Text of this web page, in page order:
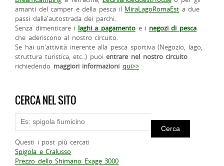
amanti del camper e della pesca il MiraLagoRomaEst a due
passi dalla'autostrada dei parchi.
Senza dimenticare i laghi a pagamento e i negozi di pesca
che aderiscono al nostro circuito.
Se hai un'attività inerente alla pesca sportiva (Negozio, lago,
struttura turistica, etc..) puoientrare nel nostro circuito
richiedendo maggiori informazioni qui>>
CERCA NEL SITO
Questi i post più cercati
Spigola e Cralusso
Prezzo dello Shimano Exage 3000